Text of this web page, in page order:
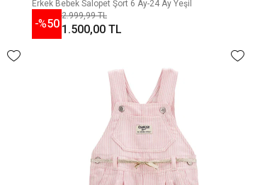
Erkek Bebek Salopet Şort 6 Ay-24 Ay Yeşil
-%50
2.999,99 TL
1.500,00 TL